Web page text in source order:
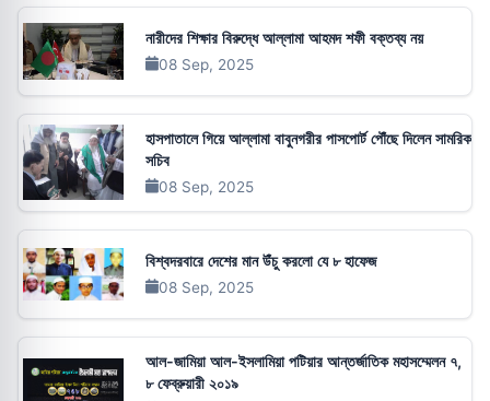
নারীদের শিক্ষার বিরুদ্ধে আল্লামা আহমদ শফী বক্তব্য নয়
08 Sep, 2025
হাসপাতালে গিয়ে আল্লামা বাবুনগরীর পাসপোর্ট পৌঁছে দিলেন সামরিক
সচিব
08 Sep, 2025
বিশ্বদরবারে দেশের মান উঁচু করলো যে ৮ হাফেজ
08 Sep, 2025
আল-জামিয়া আল-ইসলামিয়া পটিয়ার আন্তর্জাতিক মহাসম্মেলন ৭,
৮ ফেব্রুয়ারী ২০১৯